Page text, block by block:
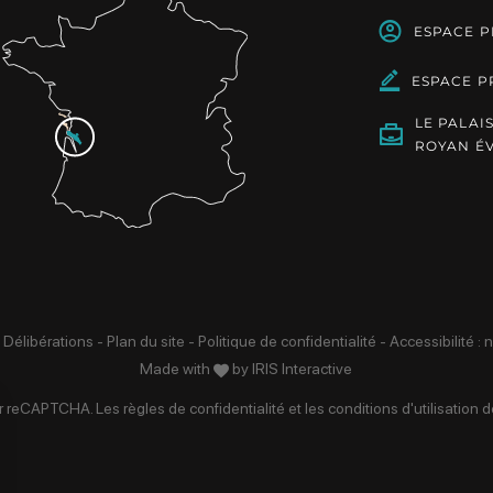
ESPACE
ESPACE
LE PALAIS
ROYAN
- Plan du site - Politique de confidentialité - Accessibilité :
Made with
by IRIS Interactive
Les règles de confidentialité et les conditions d'utilisation